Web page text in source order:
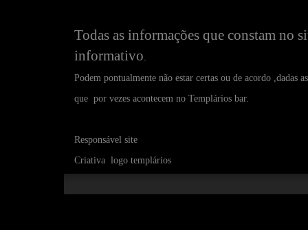
Todas as informações que constam no
informativo
Podem pontualmente não estar certas ou de acordo ,dadas
que por vezes acontecem no Templários bar.
Responsável site Joao
Criativa logo templários